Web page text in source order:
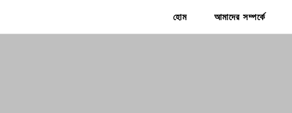
হোম আমাদের সম্পর্কে